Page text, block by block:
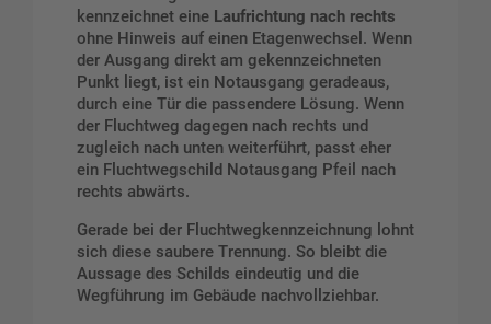
kennzeichnet eine Laufrichtung nach rechts
ohne Hinweis auf einen Etagenwechsel. Wenn
der Ausgang direkt am gekennzeichneten
Punkt liegt, ist ein Notausgang geradeaus,
durch eine Tür die passendere Lösung. Wenn
der Fluchtweg dagegen nach rechts und
zugleich nach unten weiterführt, passt eher
ein Fluchtwegschild Notausgang Pfeil nach
rechts abwärts.
Gerade bei der Fluchtwegkennzeichnung lohnt
sich diese saubere Trennung. So bleibt die
Aussage des Schilds eindeutig und die
Wegführung im Gebäude nachvollziehbar.